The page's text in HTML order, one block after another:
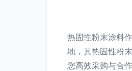
热固性粉末涂料
地，其热固性粉
您高效采购与合作